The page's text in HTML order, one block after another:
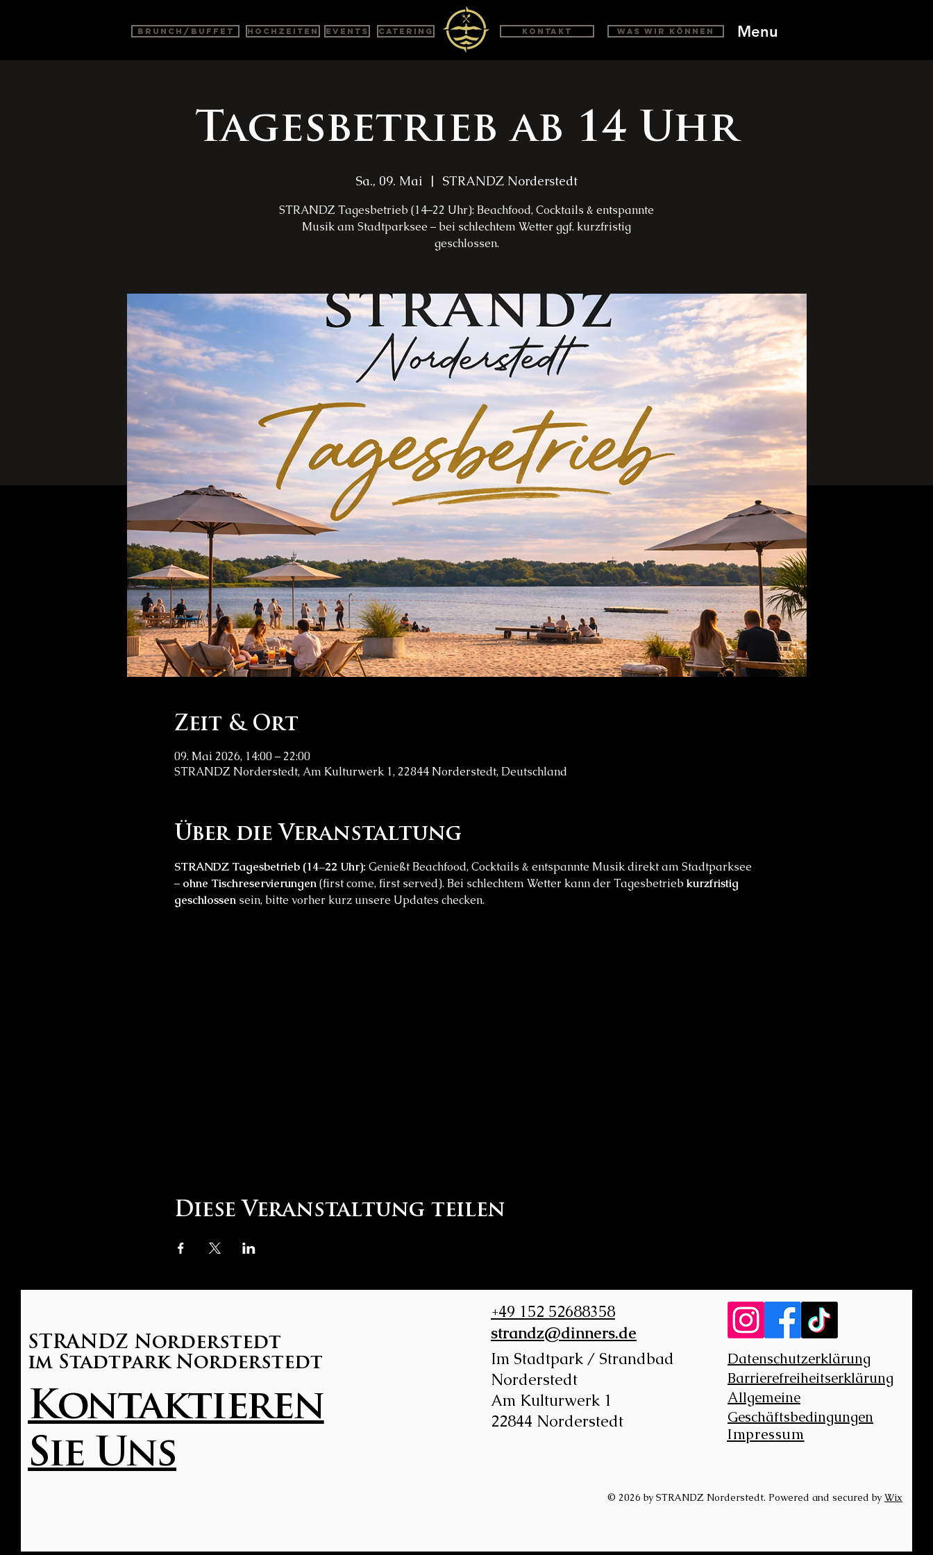
BRUNCH/BUFFET Hochzeiten Events Catering Kontakt Was wir können Menu
Tagesbetrieb ab 14 Uhr
Sa., 09. Mai
  |
STRANDZ Norderstedt
STRANDZ Tagesbetrieb (14–22 Uhr): Beachfood, Cocktails & entspannte
Musik am Stadtparksee – bei schlechtem Wetter ggf. kurzfristig
geschlossen.
Zeit & Ort
09. Mai 2026, 14:00 – 22:00
STRANDZ Norderstedt, Am Kulturwerk 1, 22844 Norderstedt, Deutschland
Über die Veranstaltung
STRANDZ Tagesbetrieb (14–22 Uhr): Genießt Beachfood, Cocktails & entspannte Musik direkt am Stadtparksee
– ohne Tischreservierungen (first come, first served). Bei schlechtem Wetter kann der Tagesbetrieb kurzfristig
geschlossen sein, bitte vorher kurz unsere Updates checken.
Diese Veranstaltung teilen
STRANDZ Norderstedt
im Stadtpark Norderstedt
Kontaktieren
Sie Uns
+49 152 52688358
strandz@dinners.de
Im Stadtpark / Strandbad
Norderstedt
Am Kulturwerk 1
22844 Norderstedt
Datenschutzerklärung
Barrierefreiheitserklärung
Allgemeine
Geschäftsbedingungen
© 2026 by STRANDZ Norderstedt. Powered and secured by Wix
Impressum